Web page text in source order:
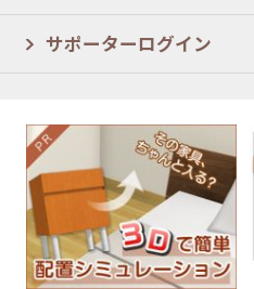
サポーターログイン